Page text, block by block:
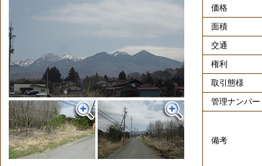
価格
面積
交通
権利
取引態様
管理ナンバー
備考